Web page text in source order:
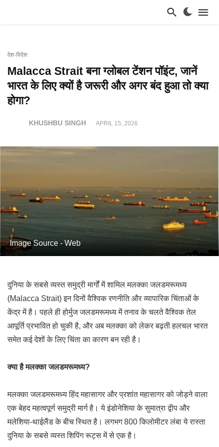
देश-विदेश
Malacca Strait बना ग्लोबल टेंशन पॉइंट, जानें
भारत के लिए क्यों है जरूरी और अगर बंद हुआ तो क्या
होगा?
KHUSHBU SINGH APRIL 15, 2026
Image Source - Web
दुनिया के सबसे व्यस्त समुद्री मार्गों में शामिल मलक्का जलडमरूमध्य
(Malacca Strait) इन दिनों वैश्विक रणनीति और व्यापारिक चिंताओं के
केंद्र में है। पहले ही होर्मुज जलडमरूमध्य में तनाव के चलते वैश्विक तेल
आपूर्ति प्रभावित हो चुकी है, और अब मलक्का को लेकर बढ़ती हलचल भारत
समेत कई देशों के लिए चिंता का कारण बन रही है।
क्या है मलक्का जलडमरूमध्य?
मलक्का जलडमरूमध्य हिंद महासागर और प्रशांत महासागर को जोड़ने वाला
एक बेहद महत्वपूर्ण समुद्री मार्ग है। ये इंडोनेशिया के सुमात्रा द्वीप और
मलेशिया-थाईलैंड के बीच स्थित है। लगभग 800 किलोमीटर लंबा ये रास्ता
दुनिया के सबसे व्यस्त शिपिंग रूट्स में से एक है।